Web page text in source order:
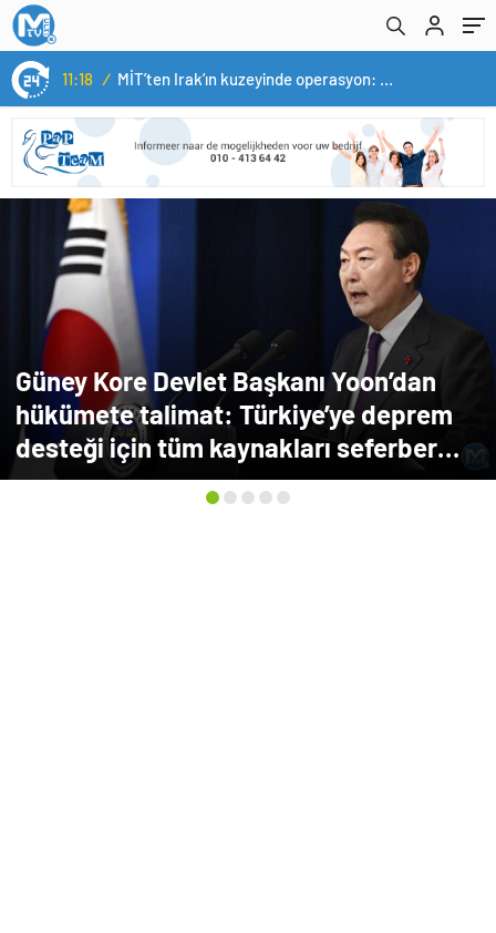
11:18 / MİT’ten Irak’ın kuzeyinde operasyon: Ramazan Güneş Türkiye’ye getirildi
Güney Kore Devlet Başkanı Yoon’dan
hükümete talimat: Türkiye’ye deprem
desteği için tüm kaynakları seferber
edin